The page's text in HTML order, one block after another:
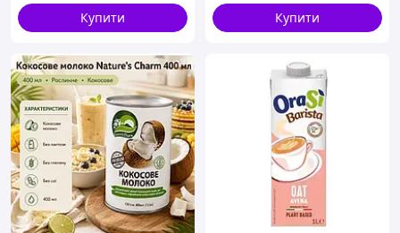
Купити
Купити